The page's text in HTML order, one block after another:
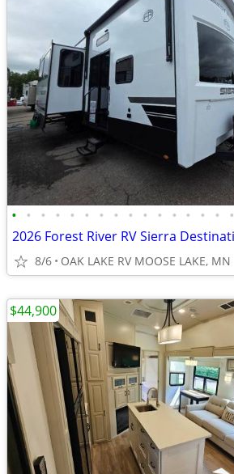
• • • • • • • • • • • • • • • •
8/6 OAK LAKE RV MOOSE LAKE, MN
$44,900